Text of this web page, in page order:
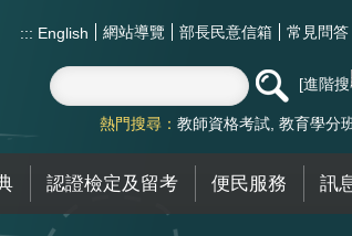
::: English 網站導覽 部長民意信箱 常見問答
進階
熱門搜尋： 教師資格考試 教育學分
認證檢定及留考 便民服務 訊